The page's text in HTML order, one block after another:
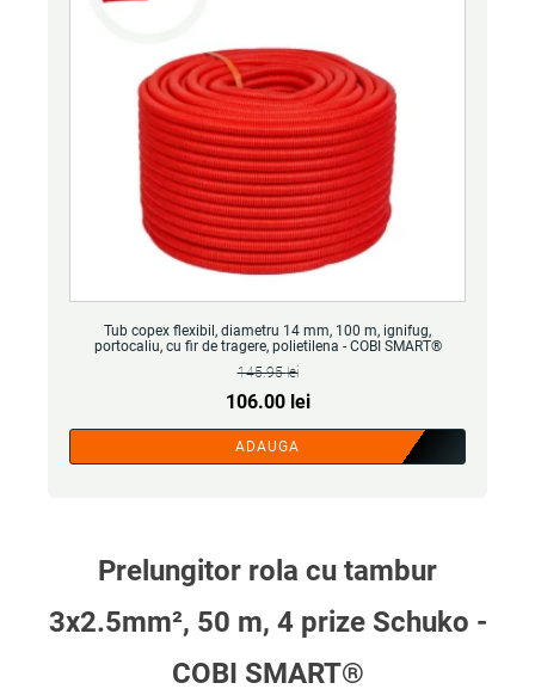
Tub copex flexibil, diametru 14 mm, 100 m, ignifug,
portocaliu, cu fir de tragere, polietilena - COBI SMART®
145.95lei
Prețul
inițial
a
106.00 leiPrețul
curent
este:
ADAUGA
Prelungitor rola cu tambur
3x2.5mm², 50 m, 4 prize Schuko -
COBI SMART®